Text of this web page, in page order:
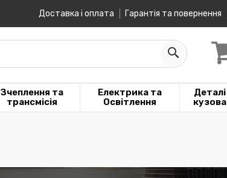
Доставка і оплата Гарантія та повернення
Зчеплення та
трансмісія
Електрика та
Освітлення
Деталі
кузова